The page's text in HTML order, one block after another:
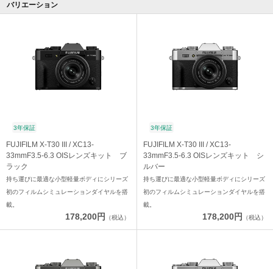
バリエーション
3年保証
FUJIFILM X-T30 III / XC13-
33mmF3.5-6.3 OISレンズキット ブ
ラック
持ち運びに最適な小型軽量ボディにシリーズ
初のフィルムシミュレーションダイヤルを搭
載。
178,200円 （税込）
3年保証
FUJIFILM X-T30 III / XC13-
33mmF3.5-6.3 OISレンズキット シ
ルバー
持ち運びに最適な小型軽量ボディにシリーズ
初のフィルムシミュレーションダイヤルを搭
載。
178,200円 （税込）